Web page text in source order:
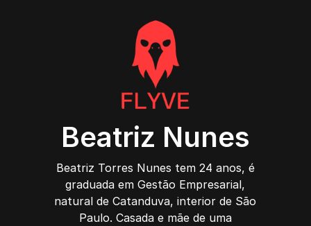
Beatriz Nunes
Beatriz Torres Nunes tem 24 anos, é
graduada em Gestão Empresarial,
natural de Catanduva, interior de São
Paulo. Casada e mãe de uma